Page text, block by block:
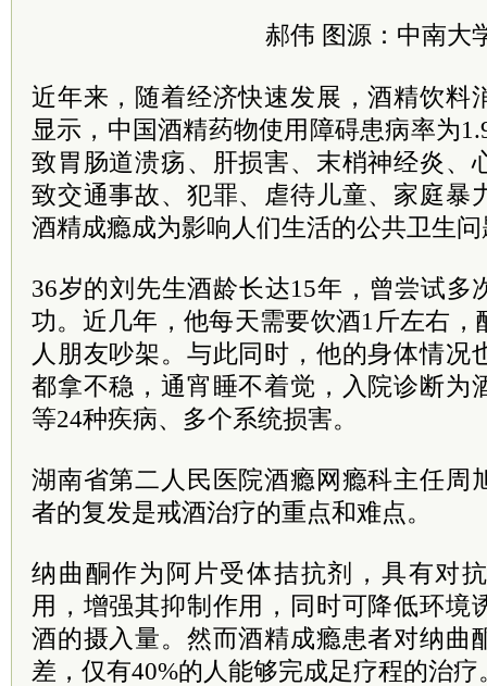
郝伟 图源：中南大
近年来，随着经济快速发展，酒精饮料
显示，中国酒精药物使用障碍患病率为
致胃肠道溃疡、肝损害、末梢神经炎、
致交通事故、犯罪、虐待儿童、家庭暴
酒精成瘾成为影响人们生活的公共卫生
36岁的刘先生酒龄长达15年，曾尝试多
功。近几年，他每天需要饮酒1斤左右
人朋友吵架。与此同时，他的身体情况
都拿不稳，通宵睡不着觉，入院诊断为
等24种疾病、多个系统损害。
湖南省第二人民医院酒瘾网瘾科主任周
者的复发是戒酒治疗的重点和难点。
纳曲酮作为阿片受体拮抗剂，具有对
用，增强其抑制作用，同时可降低环境
酒的摄入量。然而酒精成瘾患者对纳曲
差，仅有40%的人能够完成足疗程的治疗